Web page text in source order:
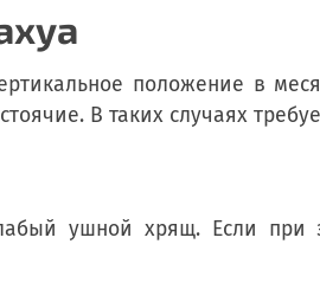
положение в
В таких случаях
ушной хрящ. Если при